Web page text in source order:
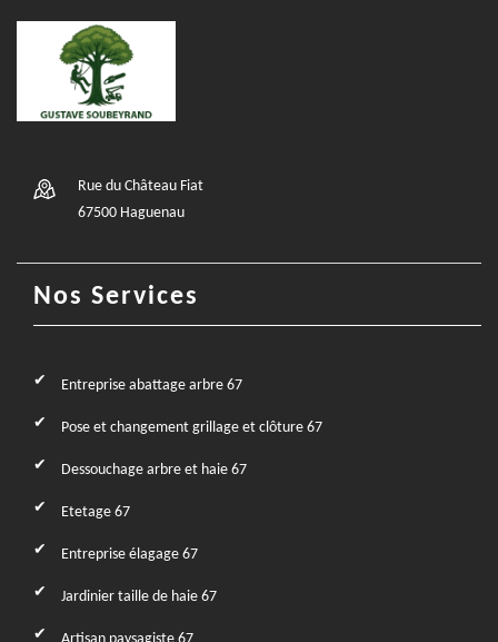
Rue du Château Fiat
67500 Haguenau
Nos Services
Entreprise abattage arbre 67
Pose et changement grillage et clôture 67
Dessouchage arbre et haie 67
Etetage 67
Entreprise élagage 67
Jardinier taille de haie 67